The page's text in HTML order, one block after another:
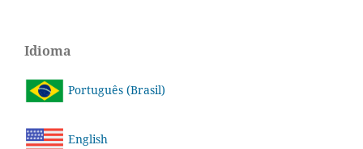
Idioma
Português (Brasil)
English